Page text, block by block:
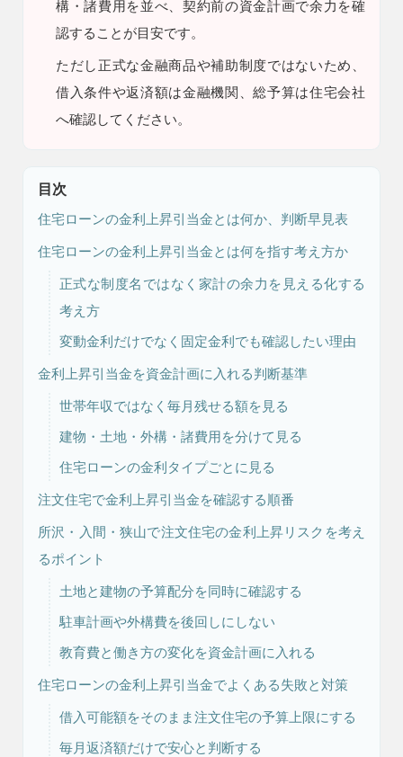
構・諸費用を並べ、契約前の資金計画で余力を確
認することが目安です。
ただし 正式な金融商品や補助制度ではないため、
借入条件や返済額は金融機関、総予算は住宅会社
へ確認してください。
目次
住宅ローンの金利上昇引当金とは何か、判断早見表
住宅ローンの金利上昇引当金とは何を指す考え方か
正式な制度名ではなく家計の余力を見える化する
考え方
変動金利だけでなく固定金利でも確認したい理由
金利上昇引当金を資金計画に入れる判断基準
世帯年収ではなく毎月残せる額を見る
建物・土地・外構・諸費用を分けて見る
住宅ローンの金利タイプごとに見る
注文住宅で金利上昇引当金を確認する順番
所沢・入間・狭山で注文住宅の金利上昇リスクを考え
るポイント
土地と建物の予算配分を同時に確認する
駐車計画や外構費を後回しにしない
教育費と働き方の変化を資金計画に入れる
住宅ローンの金利上昇引当金でよくある失敗と対策
借入可能額をそのまま注文住宅の予算上限にする
毎月返済額だけで安心と判断する
営業時間 9時〜17時（定休／水曜日）
04-2950-7171
04-2968-5522
アフター メンテナンス 安心保証制度
ブログ・コラム スタッフ紹介
リフォーム・
リノベーション